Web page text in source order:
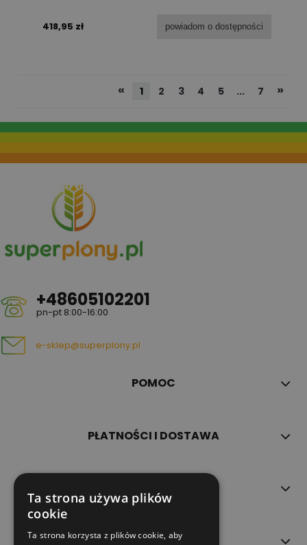
418,95 zł powiadom o dostępności
« 1 2 3 4 5 ... 7 »
+48605102201
pn-pt 8:00-16:00
e-sklep@superplony.pl
POMOC
PŁATNOŚCI I DOSTAWA
O NAS
Ta strona używa plików
cookie
Ta strona korzysta z plików cookie, aby